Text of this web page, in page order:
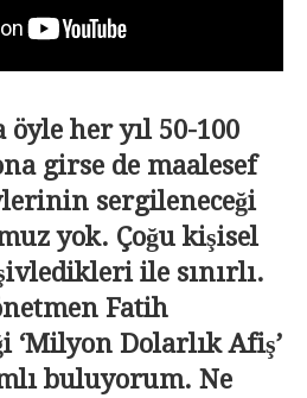
öyle her yıl 50-100
girse de maalesef
sergileneceği
yok. Çoğu kişisel
ile sınırlı.
Fatih
‘Milyon Dolarlık Afiş’
buluyorum. Ne